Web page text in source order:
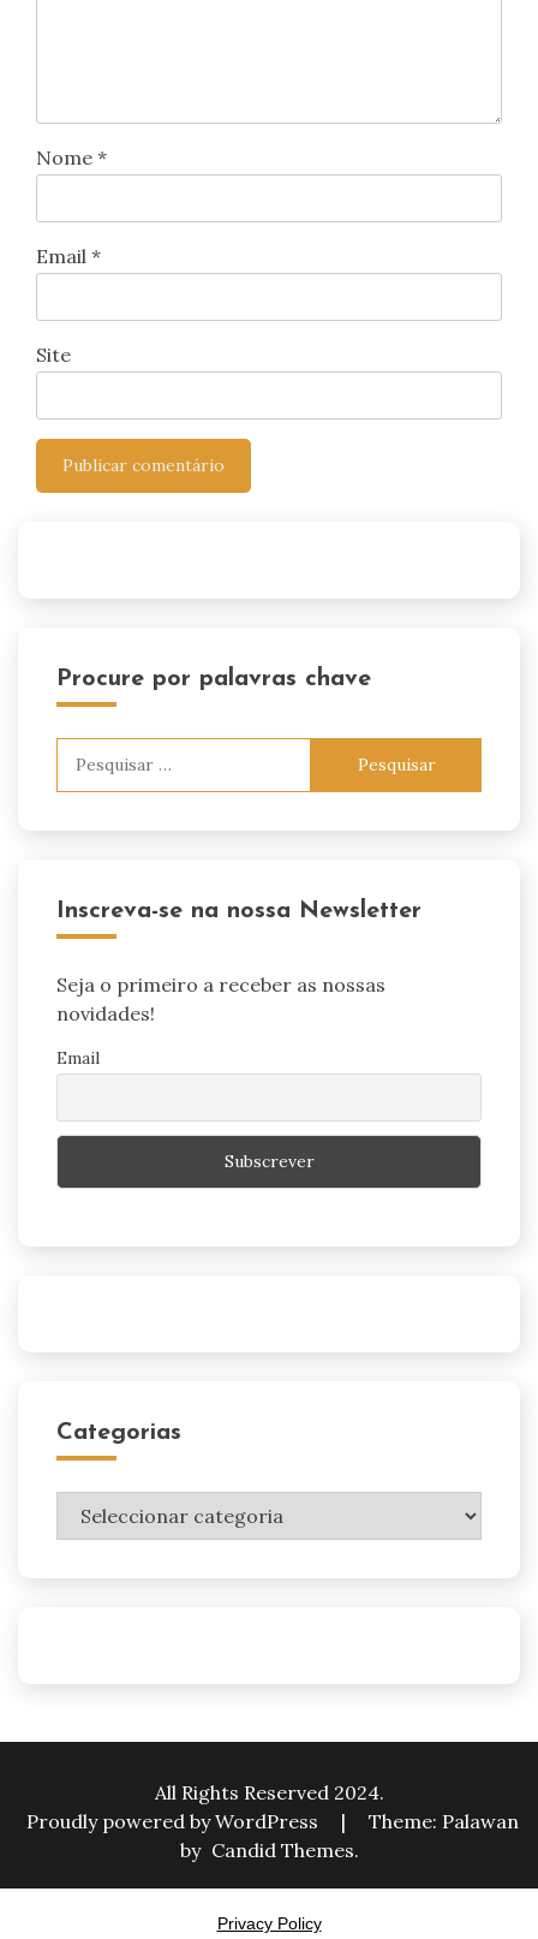
Nome *
Email *
Site
Procure por palavras chave
Inscreva-se na nossa Newsletter
Seja o primeiro a receber as nossas
novidades!
Email
Categorias
Categorias
All Rights Reserved 2024.
Proudly powered by WordPress
|
Theme: Palawan
by Candid Themes.
Privacy Policy